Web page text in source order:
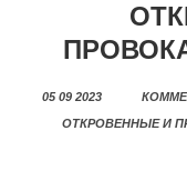
05 09 2023
ОТКРОВЕННЫЕ И